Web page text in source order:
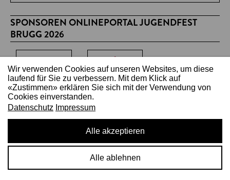
SPONSOREN ONLINEPORTAL JUGENDFEST
BRUGG 2026
Wir verwenden Cookies auf unseren Websites, um diese
laufend für Sie zu verbessern. Mit dem Klick auf
«Zustimmen» erklären Sie sich mit der Verwendung von
Cookies einverstanden.
Datenschutz Impressum
Alle akzeptieren
Alle ablehnen